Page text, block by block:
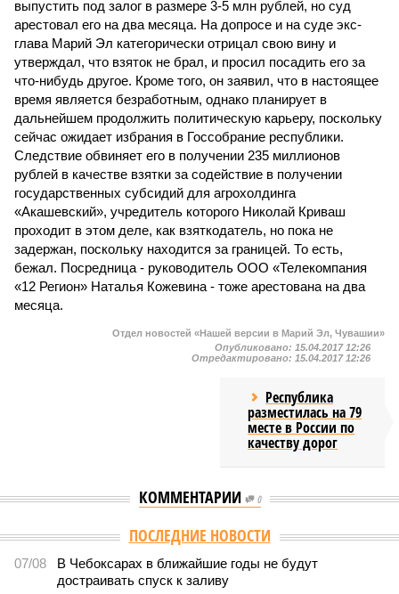
выпустить под залог в размере 3-5 млн рублей, но суд
арестовал его на два месяца. На допросе и на суде экс-
глава Марий Эл категорически отрицал свою вину и
утверждал, что взяток не брал, и просил посадить его за
что-нибудь другое. Кроме того, он заявил, что в настоящее
время является безработным, однако планирует в
дальнейшем продолжить политическую карьеру, поскольку
сейчас ожидает избрания в Госсобрание республики.
Следствие обвиняет его в получении 235 миллионов
рублей в качестве взятки за содействие в получении
государственных субсидий для агрохолдинга
«Акашевский», учредитель которого Николай Криваш
проходит в этом деле, как взяткодатель, но пока не
задержан, поскольку находится за границей. То есть,
бежал. Посредница - руководитель ООО «Телекомпания
«12 Регион» Наталья Кожевина - тоже арестована на два
месяца.
Отдел новостей «Нашей версии в Марий Эл, Чувашии»
Опубликовано: 15.04.2017 12:26
Отредактировано: 15.04.2017 12:26
Республика
разместилась на 79
месте в России по
качеству дорог
КОММЕНТАРИИ 0
ПОСЛЕДНИЕ НОВОСТИ
07/08
В Чебоксарах в ближайшие годы не будут
достраивать спуск к заливу